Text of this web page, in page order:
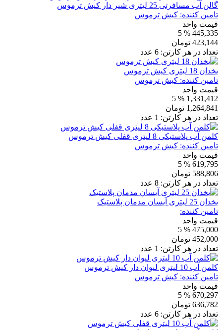
گالن آب مسافرتی 25 لیتری شیر دار کیش ترموس
تامین کننده: کیش ترموس
قیمت واحد
445,335
% 5
423,144 تومان
تعداد در هر کارتن: 6 عدد
یخدان 18 لیتری کیش ترموس
تامین کننده: کیش ترموس
قیمت واحد
1,331,412
% 5
1,264,841 تومان
تعداد در هر کارتن: 1 عدد
کلمن آب پلاستیکی 8 لیتری قفلی کیش ترموس
تامین کننده: کیش ترموس
قیمت واحد
619,795
% 5
588,806 تومان
تعداد در هر کارتن: 8 عدد
یخدان 25 لیتری آیسان مدمان پلاستیک
تامین کننده:
قیمت واحد
475,000
% 5
452,000 تومان
تعداد در هر کارتن: 1 عدد
کلمن آب 10 لیتری لیوان دار کیش ترموس
تامین کننده: کیش ترموس
قیمت واحد
670,297
% 5
636,782 تومان
تعداد در هر کارتن: 6 عدد